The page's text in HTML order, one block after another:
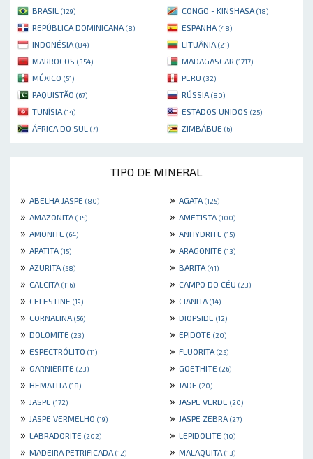
BRASIL (129) CONGO - KINSHASA (18)
REPÚBLICA DOMINICANA (8) ESPANHA (48)
INDONÉSIA (84) LITUÂNIA (21)
MARROCOS (354) MADAGASCAR (1717)
MÉXICO (51) PERU (32)
PAQUISTÃO (67) RÚSSIA (80)
TUNÍSIA (14) ESTADOS UNIDOS (25)
ÁFRICA DO SUL (7) ZIMBÁBUE (6)
TIPO DE MINERAL
» ABELHA JASPE (80) » AGATA (125)
» AMAZONITA (35) » AMETISTA (100)
» AMONITE (64) » ANHYDRITE (15)
» APATITA (15) » ARAGONITE (13)
» AZURITA (58) » BARITA (41)
» CALCITA (116) » CAMPO DO CÉU (23)
» CELESTINE (19) » CIANITA (14)
» CORNALINA (56) » DIOPSIDE (12)
» DOLOMITE (23) » EPIDOTE (20)
» ESPECTRÓLITO (11) » FLUORITA (25)
» GARNIÈRITE (23) » GOETHITE (26)
» HEMATITA (18) » JADE (20)
» JASPE (172) » JASPE VERDE (20)
» JASPE VERMELHO (19) » JASPE ZEBRA (27)
» LABRADORITE (202) » LEPIDOLITE (10)
» MADEIRA PETRIFICADA (12) » MALAQUITA (13)